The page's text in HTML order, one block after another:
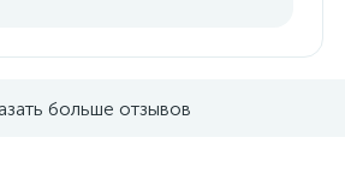
больше отзывов